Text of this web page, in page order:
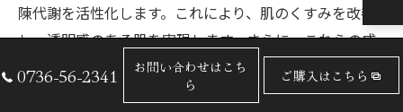
陳代謝を活性化します。これにより、肌のくすみを改善
し、透明感のある肌を実現します。さらに、これらの成
分が肌の保湿力を高めるため、ハリのある健康的な肌を
維持することが可能です。
0736-56-2341
お問い合わせはこち
ら
ご購入はこちら